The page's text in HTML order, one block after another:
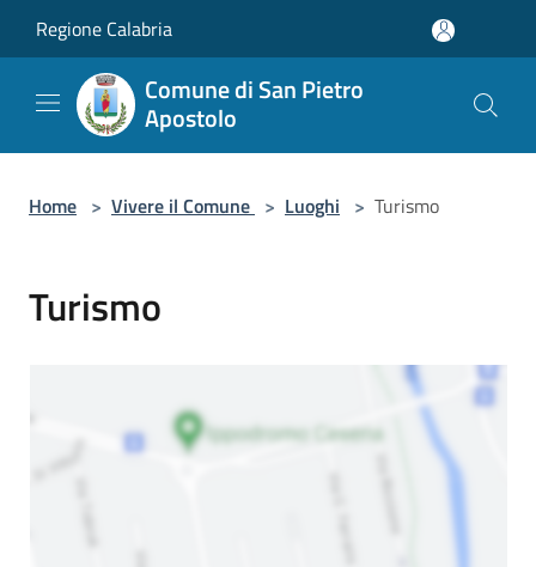
Regione Calabria
Comune di San Pietro
Apostolo
Home > Vivere il Comune > Luoghi > Turismo
Turismo